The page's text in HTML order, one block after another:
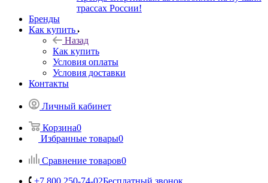
трассах России!
Бренды
Как купить
Назад
Как купить
Условия оплаты
Условия доставки
Контакты
Личный кабинет
Корзина0
Избранные товары0
Сравнение товаров0
+7 800 250-74-02Бесплатный звонок